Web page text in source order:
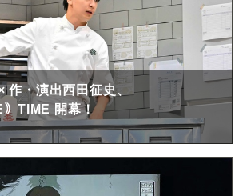
作・演出西田征史、
TIME 開幕！